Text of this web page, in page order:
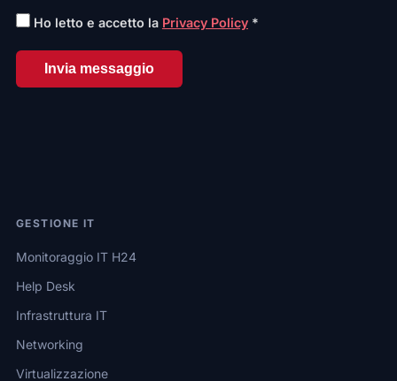
Ho letto e accetto la Privacy Policy*
Invia messaggio
GESTIONE IT
Monitoraggio IT H24
Help Desk
Infrastruttura IT
Networking
Virtualizzazione